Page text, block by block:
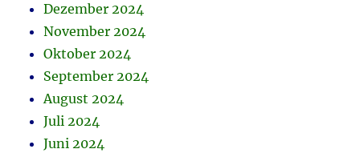
Dezember 2024
November 2024
Oktober 2024
September 2024
August 2024
Juli 2024
Juni 2024